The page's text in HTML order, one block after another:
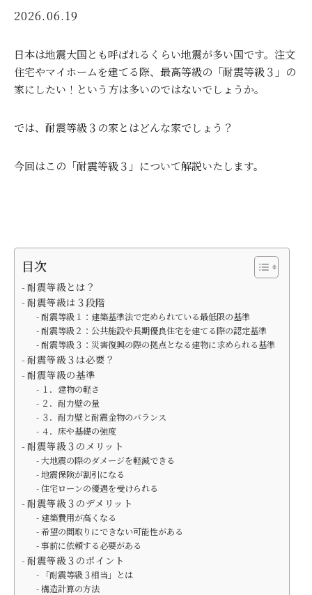
2026.06.19
日本は地震大国とも呼ばれるくらい地震が多い国です。注文
住宅やマイホームを建てる際、最高等級の「耐震等級３」の
家にしたい！という方は多いのではないでしょうか。
では、耐震等級３の家とはどんな家でしょう？
今回はこの「耐震等級３」について解説いたします。
目次
耐震等級とは？
耐震等級は３段階
耐震等級１：建築基準法で定められている最低限の基準
耐震等級２：公共施設や長期優良住宅を建てる際の認定基準
耐震等級３：災害復興の際の拠点となる建物に求められる基準
耐震等級３は必要？
耐震等級の基準
１．建物の軽さ
２．耐力壁の量
３．耐力壁と耐震金物のバランス
４．床や基礎の強度
耐震等級３のメリット
大地震の際のダメージを軽減できる
地震保険が割引になる
住宅ローンの優遇を受けられる
耐震等級３のデメリット
建築費用が高くなる
希望の間取りにできない可能性がある
事前に依頼する必要がある
耐震等級３のポイント
「耐震等級３相当」とは
構造計算の方法